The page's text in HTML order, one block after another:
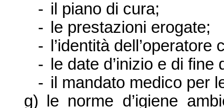
- il piano di cura;
-
le prestazioni erogate;
-
l’identità
-
le date d’inizio e di fine
- il mandato medico per
g)
le norme d’igiene